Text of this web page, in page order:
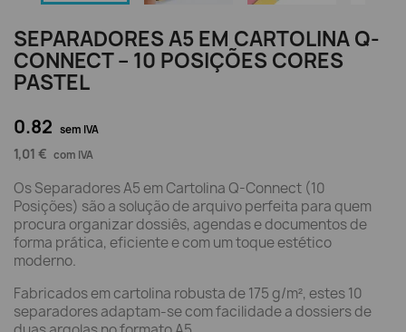
SEPARADORES A5 EM CARTOLINA Q-
CONNECT – 10 POSIÇÕES CORES
PASTEL
0.82 sem IVA
1,01 € com IVA
Os Separadores A5 em Cartolina Q-Connect (10
Posições) são a solução de arquivo perfeita para quem
procura organizar dossiês, agendas e documentos de
forma prática, eficiente e com um toque estético
moderno.
Fabricados em cartolina robusta de 175 g/m², estes 10
separadores adaptam-se com facilidade a dossiers de